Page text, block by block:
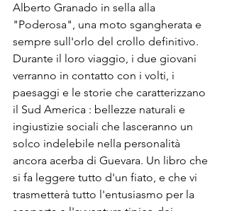
Alberto Granado in sella alla
"Poderosa", una moto sgangherata e
sempre sull'orlo del crollo definitivo.
Durante il loro viaggio, i due giovani
verranno in contatto con i volti, i
paesaggi e le storie che caratterizzano
il Sud America : bellezze naturali e
ingiustizie sociali che lasceranno un
solco indelebile nella personalità
ancora acerba di Guevara. Un libro che
si fa leggere tutto d'un fiato, e che vi
trasmetterà tutto l'entusiasmo per la